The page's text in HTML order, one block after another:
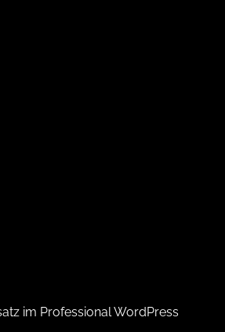
im Professional WordPress